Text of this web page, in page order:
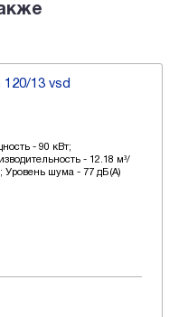
13 vsd
- 90 кВт;
- 12.18 м³/
Уровень шума - 77 дБ(А)